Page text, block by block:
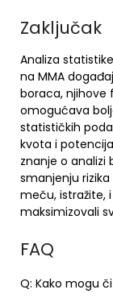
Zaključak
Analiza
na MMA
boraca, njihove
omogućava
statističkih
kvota i
znanje o analizi
smanjenju
meču, istražite,
maksimizovali
FAQ
Q: Kako mogu